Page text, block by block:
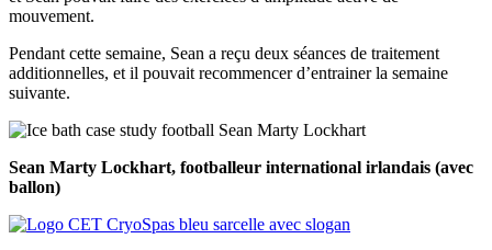
mouvement.
Pendant cette semaine, Sean a reçu deux séances de traitement
additionnelles, et il pouvait recommencer d’entrainer la semaine
suivante.
Sean Marty Lockhart, footballeur international irlandais (avec
ballon)